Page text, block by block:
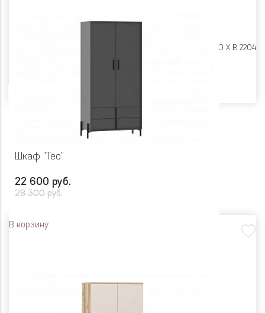
Ш 932 X Г 590 X В 2204
Шкаф "Тео"
22 600 руб.
28 300 руб.
В корзину